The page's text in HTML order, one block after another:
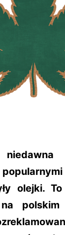
olejki.
na